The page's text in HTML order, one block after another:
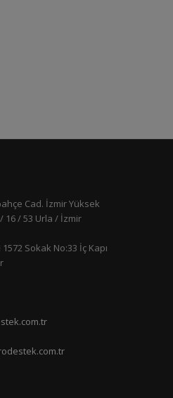
Cad. İzmir Yüksek
16 / 53 Urla / İzmir
Sokak No:33 İç Kapı